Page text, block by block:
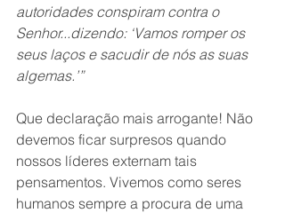
autoridades conspiram contra o
Senhor...dizendo: ‘Vamos romper os
seus laços e sacudir de nós as suas
algemas.’”
Que declaração mais arrogante! Não
devemos ficar surpresos quando
nossos líderes externam tais
pensamentos. Vivemos como seres
humanos sempre a procura de uma